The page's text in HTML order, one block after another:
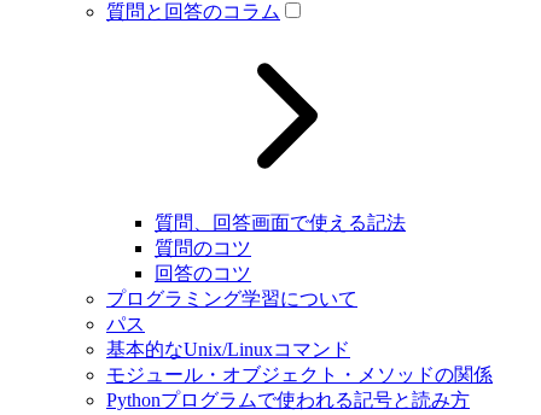
質問と回答のコラム
質問、回答画面で使える記法
質問のコツ
回答のコツ
プログラミング学習について
パス
基本的なUnix/Linuxコマンド
モジュール・オブジェクト・メソッドの関係
Pythonプログラムで使われる記号と読み方